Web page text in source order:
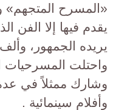
«المسرح المتجهم»
يقدم فيها إلا الفن
يريده الجمهور،
واحتلت المسرحيات
وشارك ممثلاً في
وأفلام سينمائية .